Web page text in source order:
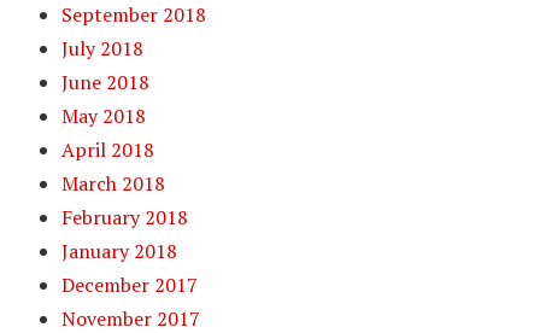
September 2018
July 2018
June 2018
May 2018
April 2018
March 2018
February 2018
January 2018
December 2017
November 2017